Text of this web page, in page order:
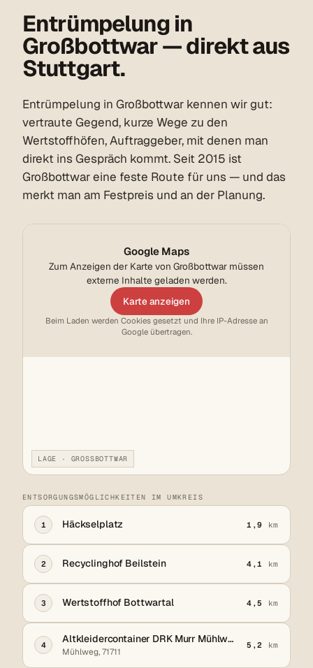
Entrümpelung in
Großbottwar — direkt aus
Stuttgart.
Entrümpelung in Großbottwar kennen wir gut:
vertraute Gegend, kurze Wege zu den
Wertstoffhöfen, Auftraggeber, mit denen man
direkt ins Gespräch kommt. Seit 2015 ist
Großbottwar eine feste Route für uns — und das
merkt man am Festpreis und an der Planung.
Google Maps
Zum Anzeigen der Karte von Großbottwar müssen
externe Inhalte geladen werden.
Karte anzeigen
Beim Laden werden Cookies gesetzt und Ihre IP-Adresse an
Google übertragen.
LAGE · GROSSBOTTWAR
ENTSORGUNGSMÖGLICHKEITEN IM UMKREIS
1 Häckselplatz 1,9 km
2 Recyclinghof Beilstein 4,1 km
3 Wertstoffhof Bottwartal 4,5 km
4
Altkleidercontainer DRK Murr Mühlweg
Mühlweg, 71711
5,2 km